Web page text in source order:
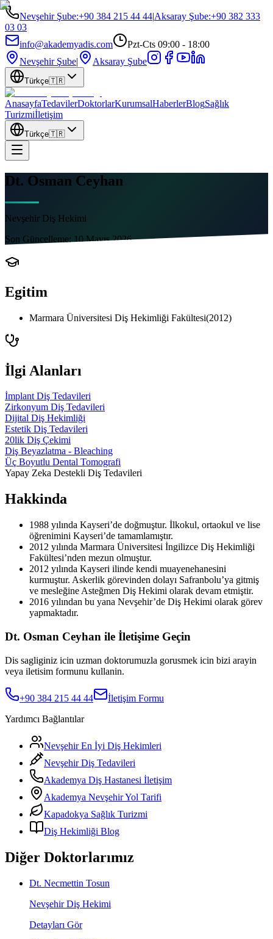
Nevşehir Şube:+90 384 215 44 44|Aksaray Şube:+90 382 333
03 03
info@akademyadis.com
Pzt-Cts 09:00 - 18:00
Nevşehir Şube| Aksaray Şube
Türkçe🇹🇷
AnasayfaTedavilerDoktorlarKurumsalHaberlerBlogSağlık
Turizmiİletişim
Türkçe🇹🇷
Dt. Osman Ceyhan
Nevşehir Diş Hekimi
Son Güncelleme: 10 Mayıs 2026
Egitim
Marmara Üniversitesi Diş Hekimliği Fakültesi(2012)
İlgi Alanları
İmplant Diş Tedavileri
Zirkonyum Diş Tedavileri
Dijital Diş Hekimliği
Estetik Diş Tedavileri
20lik Diş Çekimi
Diş Beyazlatma - Bleaching
Üç Boyutlu Dental Tomografi
Yapay Zeka Destekli Diş Tedavileri
Hakkinda
1988 yılında Kayseri’de doğmuştur. İlkokul, ortaokul ve lise
öğrenimini Kayseri’de tamamlamıştır.
2012 yılında Marmara Üniversitesi İngilizce Diş Hekimliği
Fakültesi’nden mezun olmuştur.
2012 yılında Kayseri ilinde kendi muayenehanesini
kurmuştur. Askerlik görevinden dolayı Safranbolu’ya gitmiş
ve mesleğine Asteğmen Diş Hekimi olarak devam etmiştir.
2016 yılından bu yana Nevşehir’de Diş Hekimi olarak görev
yapmaktadır.
Dt. Osman Ceyhan ile İletişime Geçin
Dis sagliginiz icin uzman doktorumuzla gorusmek icin bizi arayin
veya iletisim formunu kullanin.
+90 384 215 44 44
İletişim Formu
Yardımcı Bağlantılar
Nevşehir En İyi Diş Hekimleri
Nevşehir Diş Tedavileri
Akademya Diş Hastanesi İletişim
Akademya Nevşehir Yol Tarifi
Kapadokya Sağlık Turizmi
Diş Hekimliği Blog
Diğer Doktorlarımız
Dt. Necmettin Tosun
Nevşehir Diş Hekimi
Detayları Gör